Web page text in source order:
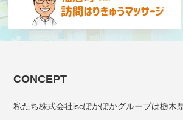
CONCEPT
私たち株式会社iscぽかぽかグループは栃木